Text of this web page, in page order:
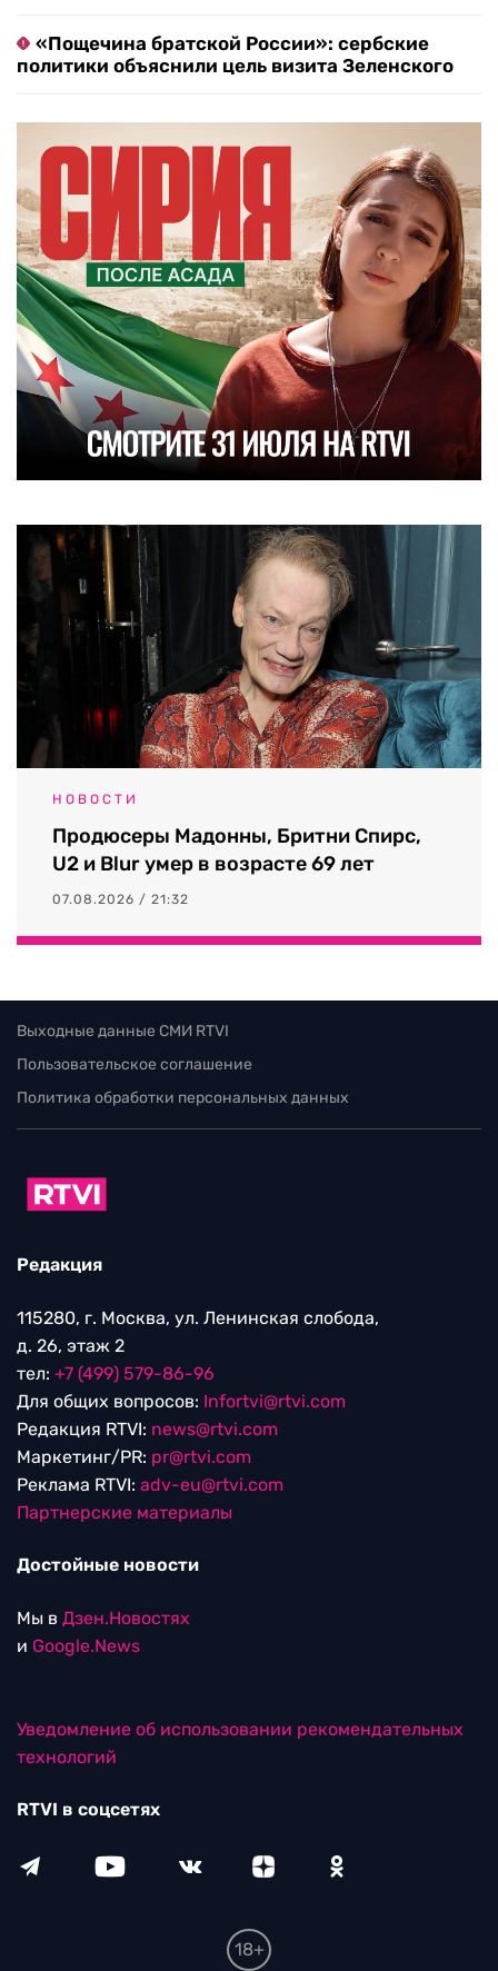
«Пощечина братской России»: сербские
политики объяснили цель визита Зеленского
НОВОСТИ
Продюсеры Мадонны, Бритни Спирс,
U2 и Blur умер в возрасте 69 лет
07.08.2026 / 21:32
Выходные данные СМИ RTVI
Пользовательское соглашение
Политика обработки персональных данных
Редакция
115280, г. Москва, ул. Ленинская слобода,
д. 26, этаж 2
тел: +7 (499) 579-86-96
Для общих вопросов: Infortvi@rtvi.com
Редакция RTVI: news@rtvi.com
Маркетинг/PR: pr@rtvi.com
Реклама RTVI: adv-eu@rtvi.com
Партнерские материалы
Достойные новости
Мы в Дзен.Новостях
и Google.News
Уведомление об использовании рекомендательных
технологий
RTVI в соцсетях
18+